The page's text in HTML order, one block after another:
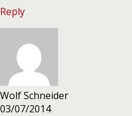
Reply
Wolf Schneider
03/07/2014